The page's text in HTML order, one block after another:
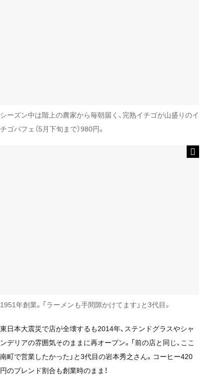
シーズン中は階上の農家から毎朝届く、完熟イチゴが山盛りのイ
チゴパフェ（5月下旬まで）980円。
1951年創業。「ラーメンも手間隙かけてます」と3代目。
東日本大震災で店が全壊するも2014年、ステンドグラスやシャ
ンデリアの雰囲気そのままに再オープン。「前の店と同じ、ここ
南町で営業したかった」と3代目の岩本秀之さん。コーヒー420
円のブレンド割合も創業時のまま！